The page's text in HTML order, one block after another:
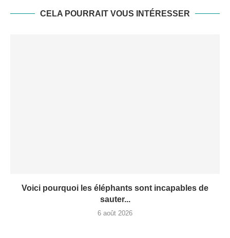
CELA POURRAIT VOUS INTÉRESSER
Voici pourquoi les éléphants sont incapables de
sauter...
6 août 2026